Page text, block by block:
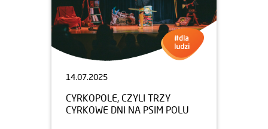
14.07.2025
CYRKOPOLE, CZYLI TRZY
CYRKOWE DNI NA PSIM POLU